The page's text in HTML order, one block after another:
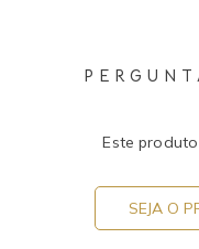
Este
SEJA O